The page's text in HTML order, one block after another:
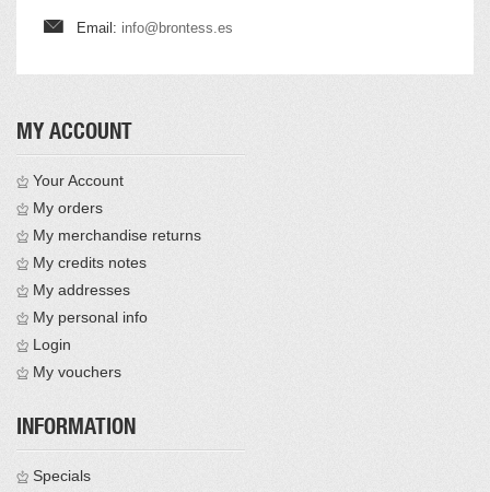
Email: info@brontess.es
MY ACCOUNT
Your Account
My orders
My merchandise returns
My credits notes
My addresses
My personal info
Login
My vouchers
INFORMATION
Specials